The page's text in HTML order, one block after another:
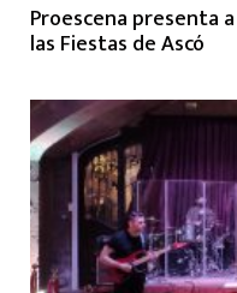
Proescena presenta
las Fiestas de Ascó